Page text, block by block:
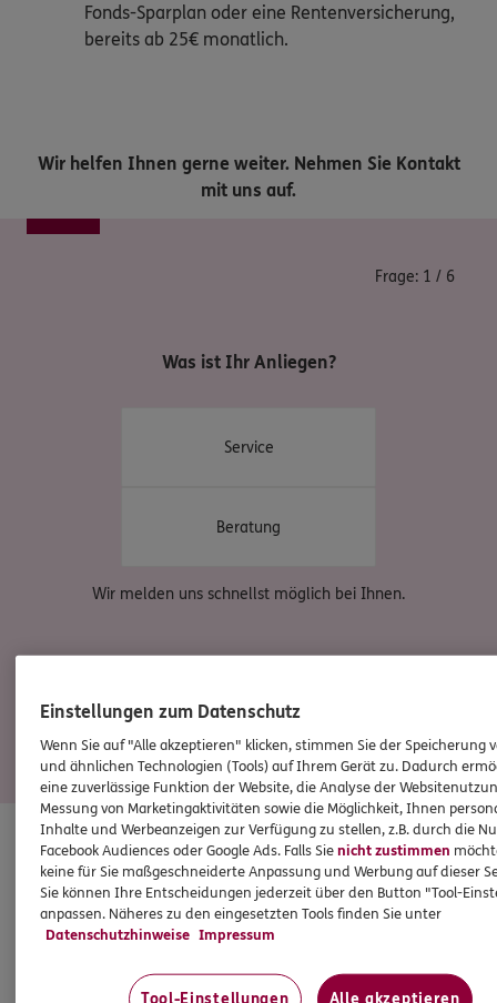
Fonds-Sparplan oder eine Rentenversicherung,
bereits ab 25€ monatlich.
Wir helfen Ihnen gerne weiter. Nehmen Sie Kontakt
mit uns auf.
Frage: 1 / 6
Was ist Ihr Anliegen?
Service
Beratung
Wir melden uns schnellst möglich bei Ihnen.
DIESE PRODUKTE KÖNNTEN SIE INTERESSIEREN
Top Produkte für Familien mit Kindern
Einstellungen zum Datenschutz
Wenn Sie auf "Alle akzeptieren" klicken, stimmen Sie der Speicherung
und ähnlichen Technologien (Tools) auf Ihrem Gerät zu. Dadurch
eine zuverlässige Funktion der Website, die Analyse der
Messung von Marketingaktivitäten sowie die Möglichkeit, Ihnen
Inhalte und Werbeanzeigen zur Verfügung zu stellen, z.B. durch die
Facebook Audiences oder Google Ads. Falls Sienicht zustimmen
keine für Sie maßgeschneiderte Anpassung und Werbung auf dieser
Sie können Ihre Entscheidungen jederzeit über den Button "Tool-
anpassen. Näheres zu den eingesetzten Tools finden Sie unter
Datenschutzhinweise Impressum
Tool-Einstellungen Alle akzeptieren